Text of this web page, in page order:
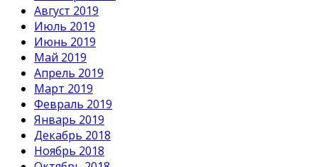
Август 2019
Июль 2019
Июнь 2019
Май 2019
Апрель 2019
Март 2019
Февраль 2019
Январь 2019
Декабрь 2018
Ноябрь 2018